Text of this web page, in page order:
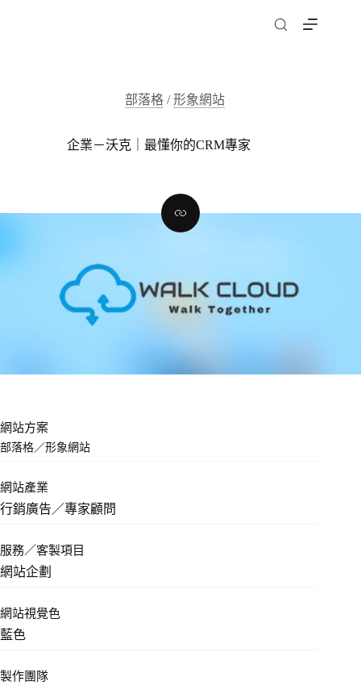
部落格 /形象網站
企業－沃克｜最懂你的CRM專家
網站方案
部落格／形象網站
網站產業
行銷廣告／專家顧問
服務／客製項目
網站企劃
網站視覺色
藍色
製作團隊